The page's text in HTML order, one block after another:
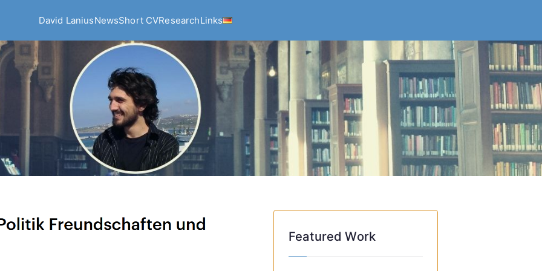
David LaniusNewsShort CVResearchLinks
Featured Work